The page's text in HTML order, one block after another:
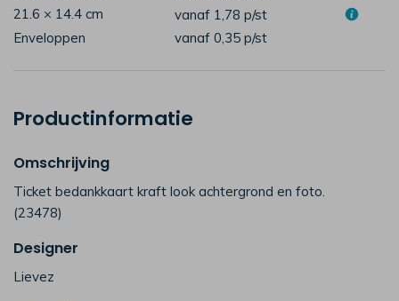
21.6 × 14.4 cm
vanaf 1,78 p/st
Enveloppen
vanaf 0,35 p/st
Productinformatie
Omschrijving
Ticket bedankkaart kraft look achtergrond en foto.
(23478)
Designer
Lievez